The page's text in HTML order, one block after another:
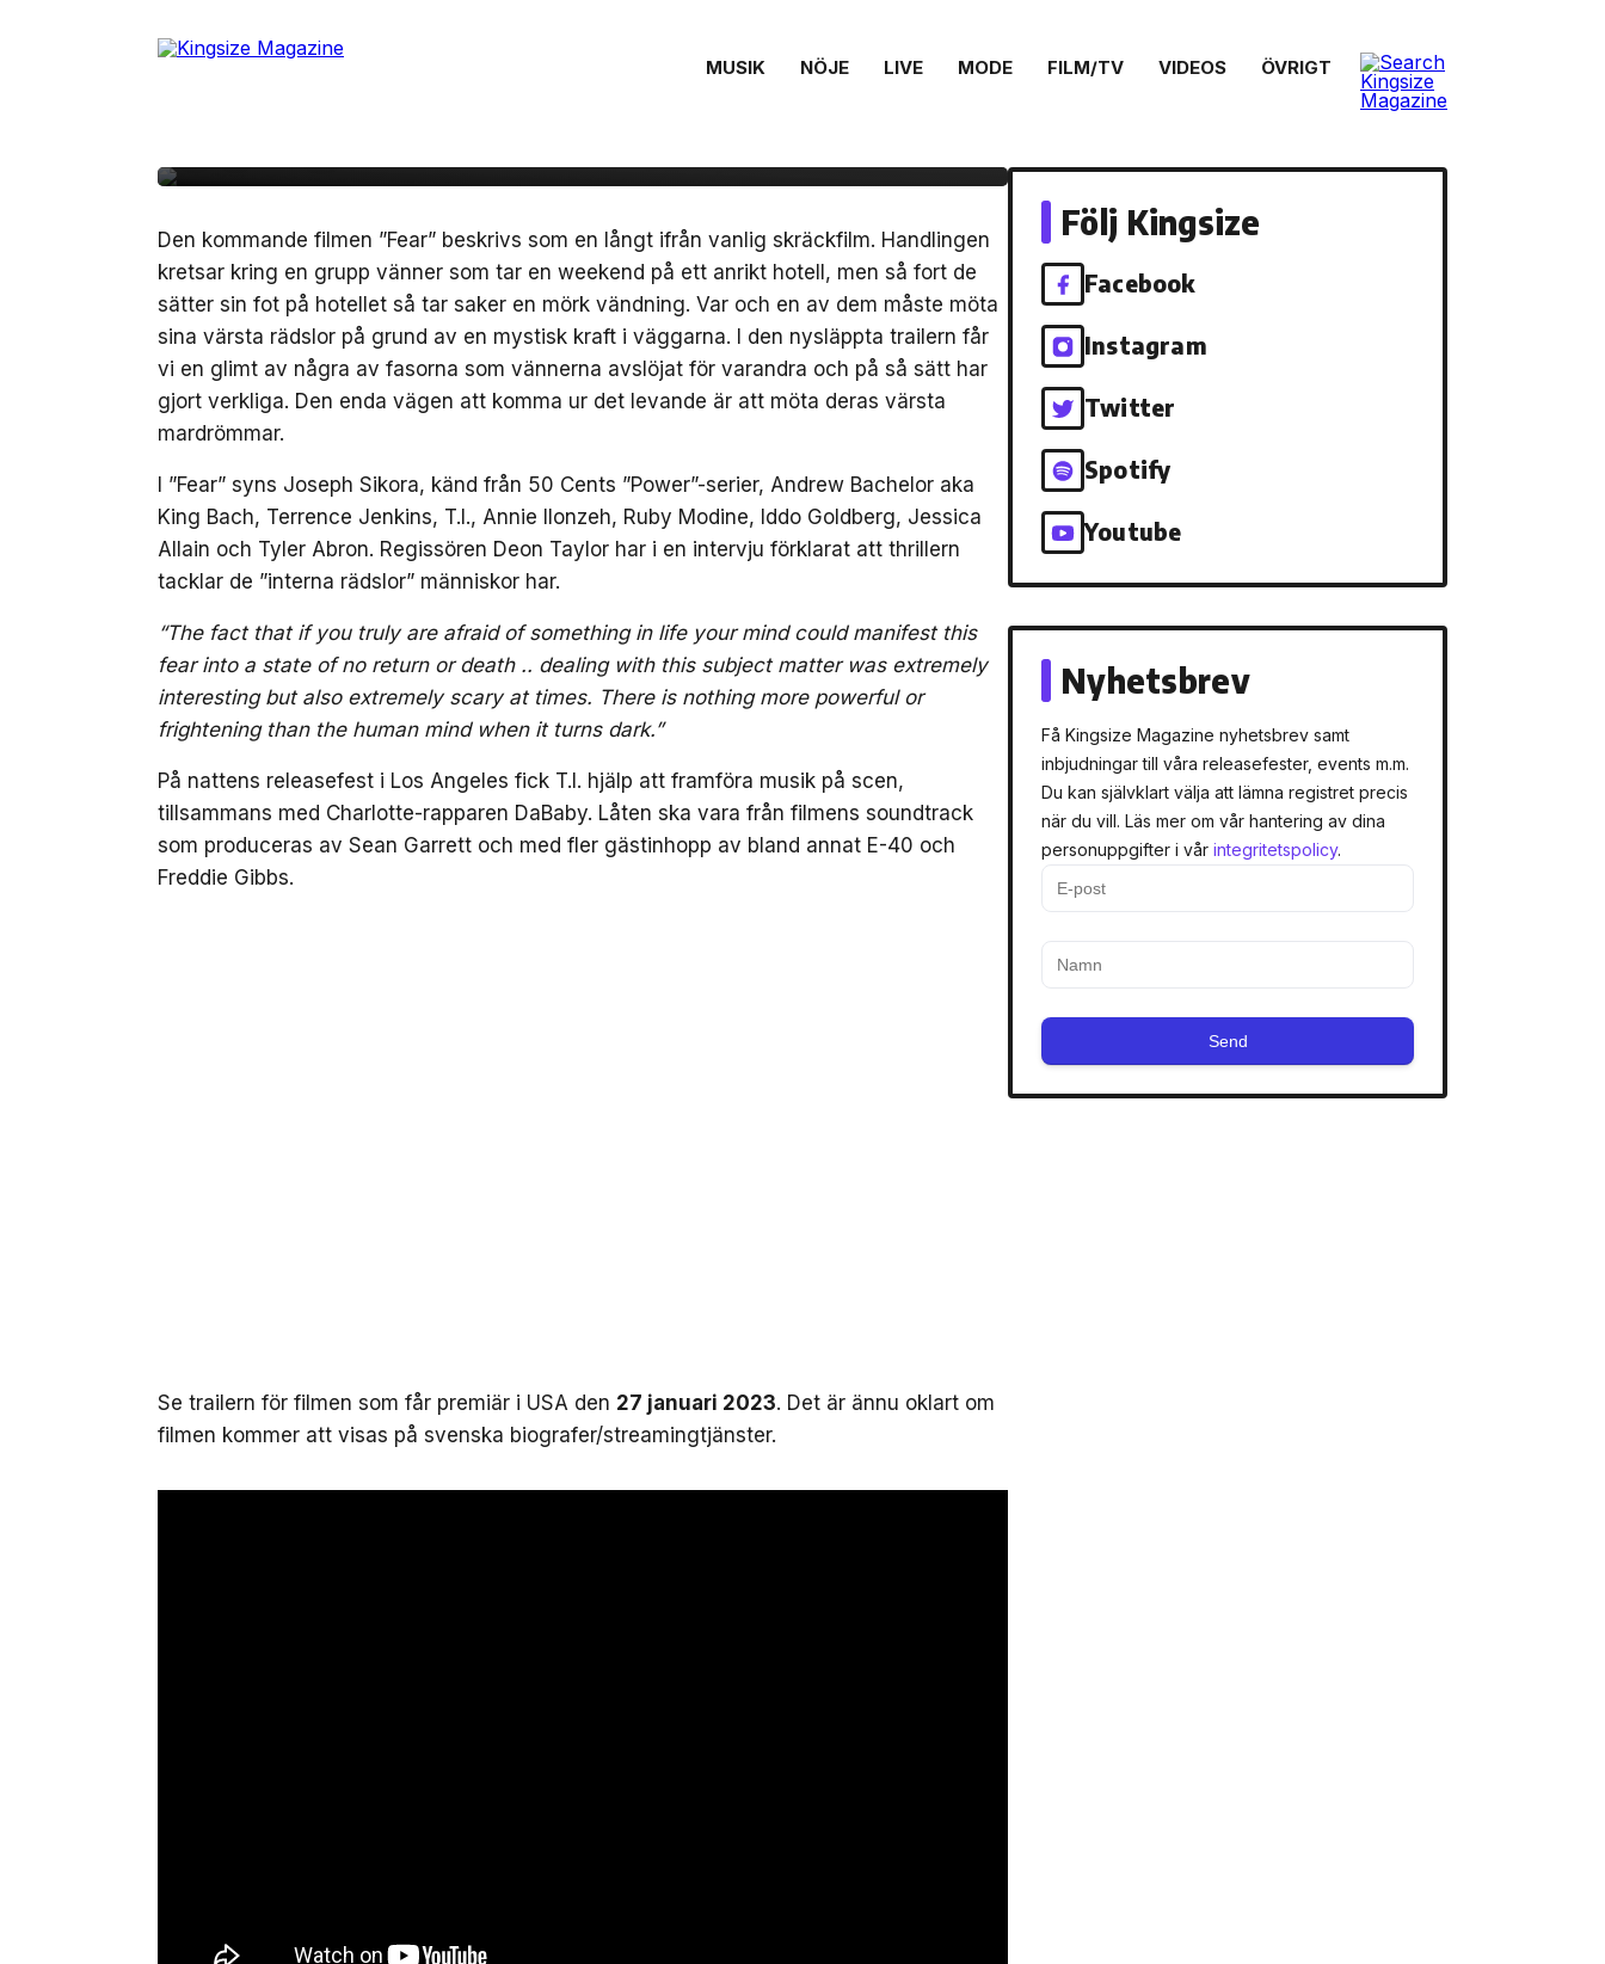
MUSIK NÖJE LIVE MODE FILM/TV VIDEOS ÖVRIGT
FILM/TV 24 januari, 2023
T.I. och DaBaby bidrar med musik till
Den kommande filmen ”Fear” beskrivs som en långt ifrån vanlig skräckfilm. Handlingen
kretsar kring en grupp vänner som tar en weekend på ett anrikt hotell, men så fort de
sätter sin fot på hotellet så tar saker en mörk vändning. Var och en av dem måste möta
sina värsta rädslor på grund av en mystisk kraft i väggarna. I den nysläppta trailern får
vi en glimt av några av fasorna som vännerna avslöjat för varandra och på så sätt har
gjort verkliga. Den enda vägen att komma ur det levande är att möta deras värsta
mardrömmar.
I ”Fear” syns Joseph Sikora, känd från 50 Cents ”Power”-serier, Andrew Bachelor aka
King Bach, Terrence Jenkins, T.I., Annie Ilonzeh, Ruby Modine, Iddo Goldberg, Jessica
Allain och Tyler Abron. Regissören Deon Taylor har i en intervju förklarat att thrillern
tacklar de ”interna rädslor” människor har.
“The fact that if you truly are afraid of something in life your mind could manifest this
fear into a state of no return or death .. dealing with this subject matter was extremely
interesting but also extremely scary at times. There is nothing more powerful or
frightening than the human mind when it turns dark.”
På nattens releasefest i Los Angeles fick T.I. hjälp att framföra musik på scen,
tillsammans med Charlotte-rapparen DaBaby. Låten ska vara från filmens soundtrack
som produceras av Sean Garrett och med fler gästinhopp av bland annat E-40 och
Freddie Gibbs.
Se trailern för filmen som får premiär i USA den 27 januari 2023. Det är ännu oklart om
filmen kommer att visas på svenska biografer/streamingtjänster.
Följ Kingsize
Facebook
Instagram
Twitter
Spotify
Youtube
Nyhetsbrev
Få Kingsize Magazine nyhetsbrev samt
inbjudningar till våra releasefester, events m.m.
Du kan självklart välja att lämna registret precis
när du vill. Läs mer om vår hantering av dina
personuppgifter i vår integritetspolicy.
Send